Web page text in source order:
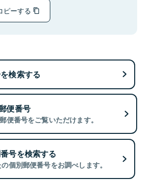
ピーする
検索する
便番号
便番号をご覧いただけます。
号を検索する
個別郵便番号をお調べします。